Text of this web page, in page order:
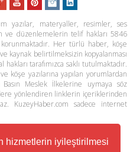
hizmetlerin iyileştirilmesi
yazılar, materyaller, resimler, ses
ve düzenlemelerin telif hakları 5846
Her türlü haber, köşe
kaynak belirtilmeksizin kopyalanması
tarafımızca saklı tutulmaktadır.
köşe yazılarına yapılan yorumlardan
Meslek İlkelerine uymaya söz
yönlendiren linklerin içeriklerinden
KuzeyHaber.com sadece internet
Haberler